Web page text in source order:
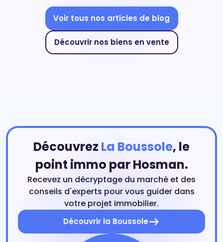
Voir tous nos articles de blog
Découvrir nos biens en vente
Découvrez La Boussole, le
point immo par Hosman.
Recevez un décryptage du marché et des
conseils d'experts pour vous guider dans
votre projet immobilier.
Découvrir la Boussole